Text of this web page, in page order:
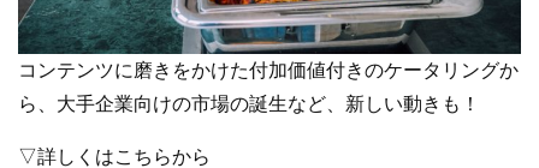
コンテンツに磨きをかけた付加価値付きのケータリングか
ら、大手企業向けの市場の誕生など、新しい動きも！
▽詳しくはこちらから